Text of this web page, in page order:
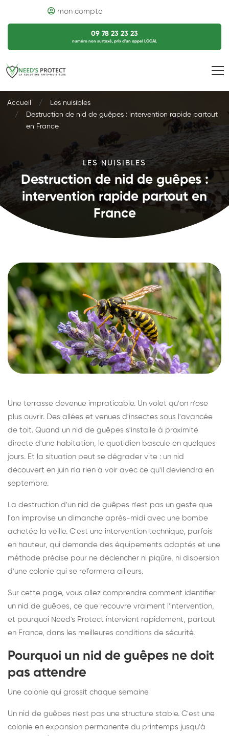
mon compte
09 78 23 23 23
numéro non surtaxé, prix d’un appel LOCAL
Accueil
Les nuisibles
Destruction de nid de guêpes : intervention rapide partout
en France
LES NUISIBLES
Destruction de nid de guêpes :
intervention rapide partout en
France
Une terrasse devenue impraticable. Un volet qu'on n'ose
plus ouvrir. Des allées et venues d'insectes sous l'avancée
de toit. Quand un nid de guêpes s'installe à proximité
directe d'une habitation, le quotidien bascule en quelques
jours. Et la situation peut se dégrader vite : un nid
découvert en juin n'a rien à voir avec ce qu'il deviendra en
septembre.
La destruction d'un nid de guêpes n'est pas un geste que
l'on improvise un dimanche après-midi avec une bombe
achetée la veille. C'est une intervention technique, parfois
en hauteur, qui demande des équipements adaptés et une
méthode précise pour ne déclencher ni piqûre, ni dispersion
d'une colonie qui se reformera ailleurs.
Sur cette page, vous allez comprendre comment identifier
un nid de guêpes, ce que recouvre vraiment l'intervention,
et pourquoi Need's Protect intervient rapidement, partout
en France, dans les meilleures conditions de sécurité.
Pourquoi un nid de guêpes ne doit
pas attendre
Une colonie qui grossit chaque semaine
Un nid de guêpes n'est pas une structure stable. C'est une
colonie en expansion permanente du printemps jusqu'à